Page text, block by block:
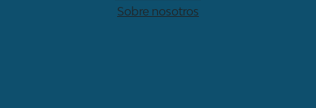
Sobre nosotros